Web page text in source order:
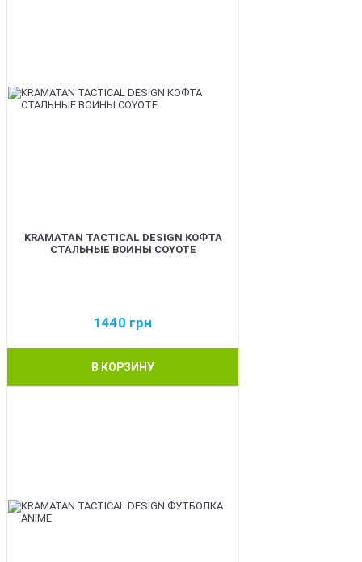
KRAMATAN TACTICAL DESIGN КОФТА
СТАЛЬНЫЕ ВОИНЫ COYOTE
1440 грн
В КОРЗИНУ